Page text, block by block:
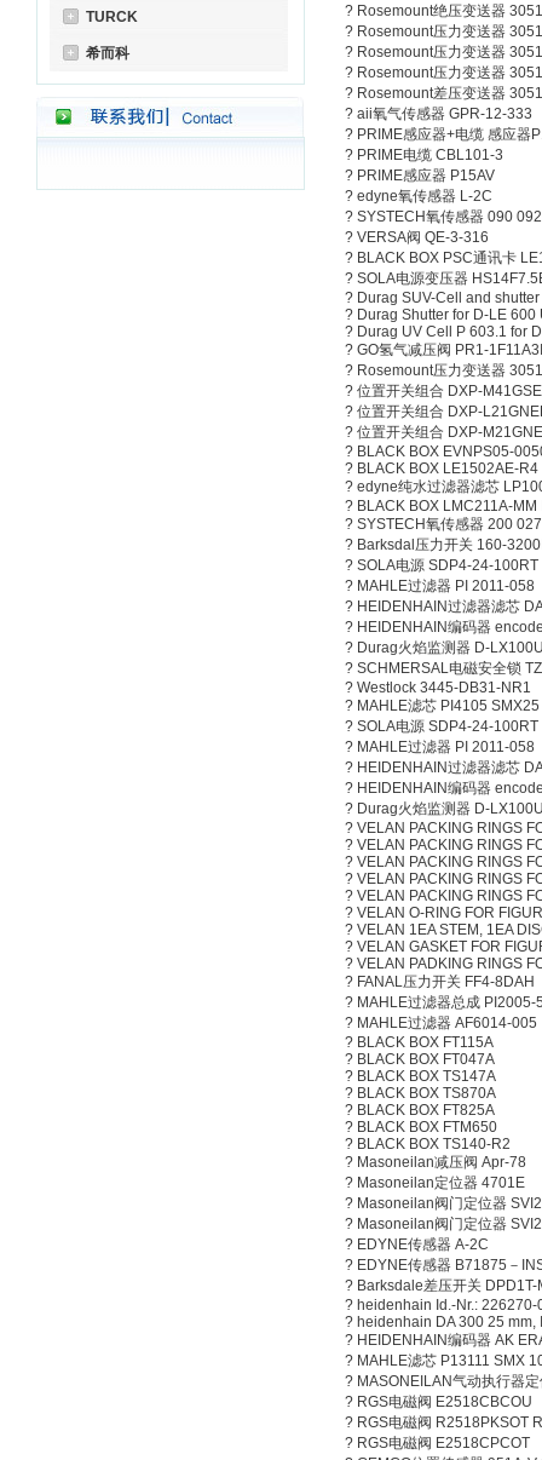
TURCK
希而科
? Rosemount绝压变送器
? Rosemount压力变送器
? Rosemount压力变送器
? Rosemount压力变送器
? Rosemount差压变送器
? aii氧气传感器 GPR-12-333
? PRIME感应器+电缆 感应器
? PRIME电缆 CBL101-3
? PRIME感应器 P15AV
? edyne氧传感器 L-2C
? SYSTECH氧传感器 090 092
? VERSA阀 QE-3-316
? BLACK BOX PSC通讯卡
? SOLA电源变压器
? Durag SUV-Cell and
? Durag Shutter for D-LE
? Durag UV Cell P 603.1 for
? GO氢气减压阀 PR1-
? Rosemount压力变送器
? 位置开关组合 DXP-
? 位置开关组合 DXP-
? 位置开关组合 DXP-
? BLACK BOX EVNPS05-
? BLACK BOX LE1502AE-R4
? edyne纯水过滤器滤芯
? BLACK BOX LMC211A-
? SYSTECH氧传感器 200 027
? Barksdal压力开关 160-
? SOLA电源 SDP4-24-100RT
? MAHLE过滤器 PI 2011-058
? HEIDENHAIN过滤器滤芯
? HEIDENHAIN编码器
? Durag火焰监测器 D-
? SCHMERSAL电磁安全锁
? Westlock 3445-DB31-NR1
? MAHLE滤芯 PI4105 SMX25
? SOLA电源 SDP4-24-100RT
? MAHLE过滤器 PI 2011-058
? HEIDENHAIN过滤器滤芯
? HEIDENHAIN编码器
? Durag火焰监测器 D-
? VELAN PACKING RINGS
? VELAN PACKING RINGS
? VELAN PACKING RINGS
? VELAN PACKING RINGS
? VELAN PACKING RINGS
? VELAN O-RING FOR
? VELAN 1EA STEM, 1EA
? VELAN GASKET FOR
? VELAN PADKING RINGS
? FANAL压力开关 FF4-8DAH
? MAHLE过滤器总成 PI2005-
? MAHLE过滤器 AF6014-005
? BLACK BOX FT115A
? BLACK BOX FT047A
? BLACK BOX TS147A
? BLACK BOX TS870A
? BLACK BOX FT825A
? BLACK BOX FTM650
? BLACK BOX TS140-R2
? Masoneilan减压阀 Apr-78
? Masoneilan定位器 4701E
? Masoneilan阀门定位器
? Masoneilan阀门定位器
? EDYNE传感器 A-2C
? EDYNE传感器 B71875－
? Barksdale差压开关 DPD1T-
? heidenhain Id.-Nr.: 226270-
? heidenhain DA 300 25 mm,
? HEIDENHAIN编码器 AK
? MAHLE滤芯 P13111 SMX
? MASONEILAN气动执行器
? RGS电磁阀 E2518CBCOU
? RGS电磁阀 R2518PKSOT
? RGS电磁阀 E2518CPCOT